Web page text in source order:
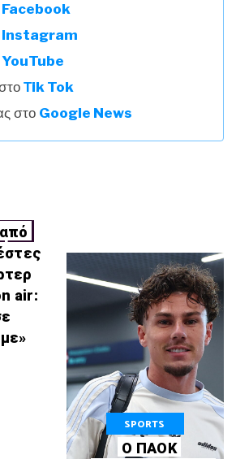
Facebook
Instagram
YouTube
Τik Tok
στο Google News
air:
SPORTS
Ο ΠΑΟΚ